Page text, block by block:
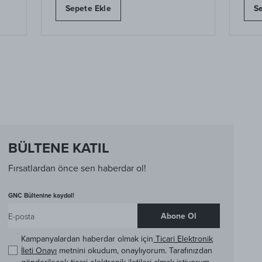
Sepete Ekle
BÜLTENE KATIL
Fırsatlardan önce sen haberdar ol!
GNC Bültenine kaydol!
Abone Ol
Kampanyalardan haberdar olmak için Ticari Elektronik
İleti Onayı metnini okudum, onaylıyorum. Tarafınızdan